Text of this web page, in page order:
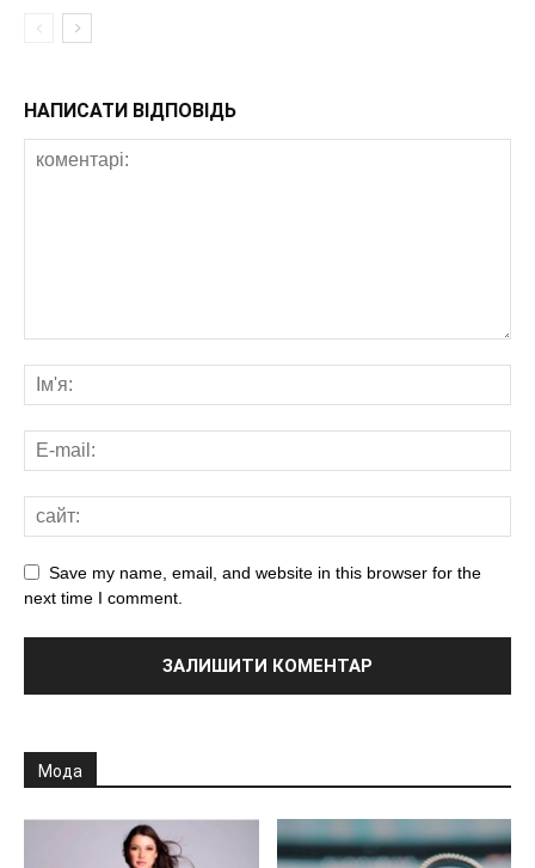
НАПИСАТИ ВІДПОВІДЬ
Save my name, email, and website in this browser for the
next time I comment.
Мода